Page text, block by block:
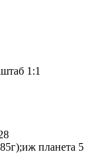
1:1
планета 5